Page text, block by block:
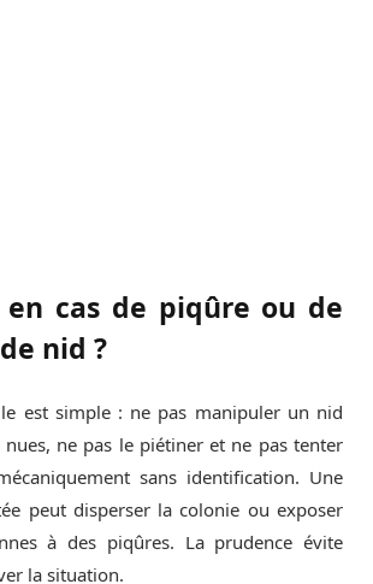
cas de piqûre ou de
nid ?
est simple : ne pas manipuler un nid
nues, ne pas le piétiner et ne pas tenter
sans identification. Une
peut disperser la colonie ou exposer
à des piqûres. La prudence évite
la situation.